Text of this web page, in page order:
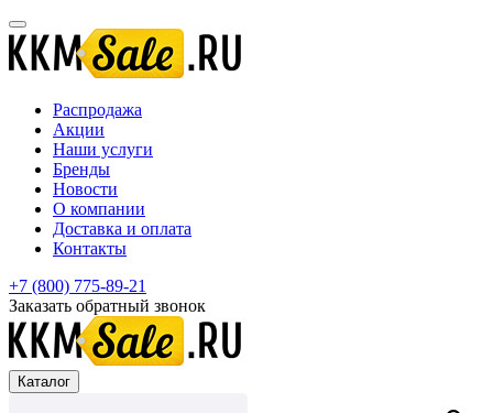
Распродажа
Акции
Наши услуги
Бренды
Новости
О компании
Доставка и оплата
Контакты
+7 (800) 775-89-21
Заказать обратный звонок
Каталог